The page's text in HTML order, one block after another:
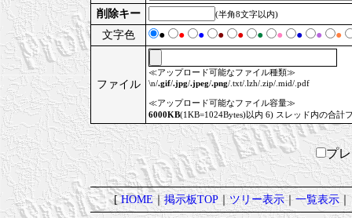
削除キー
(半角8文字以内)
文字色 ● ● ● ● ● ● ● ● ● ●
ファイル
≪アップロード可能なファイル種類≫
\n/.gif/.jpg/.jpeg/.png/.txt/.lzh/.zip/.mid/.pdf
≪アップロード可能なファイル容量≫
6000KB(1KB=1024Bytes)以内 6) スレッド内の合計
プ
[HOME｜掲示板TOP｜ツリー表示｜一覧表示｜